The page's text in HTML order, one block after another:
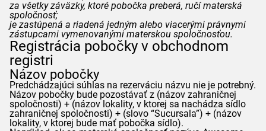
za všetky záväzky, ktoré pobočka preberá, ručí materská
spoločnosť;
je zastúpená a riadená jedným alebo viacerými právnymi
zástupcami vymenovanými materskou spoločnosťou.
Registrácia pobočky v obchodnom
registri
Názov pobočky
Predchádzajúci súhlas na rezerváciu názvu nie je potrebný.
Názov pobočky bude pozostávať z (názov zahraničnej
spoločnosti) + (názov lokality, v ktorej sa nachádza sídlo
zahraničnej spoločnosti) + (slovo “Sucursala”) + (názov
lokality, v ktorej bude mať pobočka sídlo).